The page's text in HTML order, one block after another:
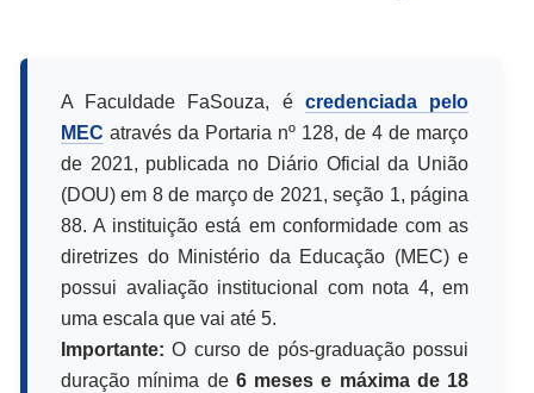
A Faculdade FaSouza, é credenciada pelo
MEC através da Portaria nº 128, de 4 de março
de 2021, publicada no Diário Oficial da União
(DOU) em 8 de março de 2021, seção 1, página
88. A instituição está em conformidade com as
diretrizes do Ministério da Educação (MEC) e
possui avaliação institucional com nota 4, em
uma escala que vai até 5.
Importante: O curso de pós-graduação possui
duração mínima de 6 meses e máxima de 18